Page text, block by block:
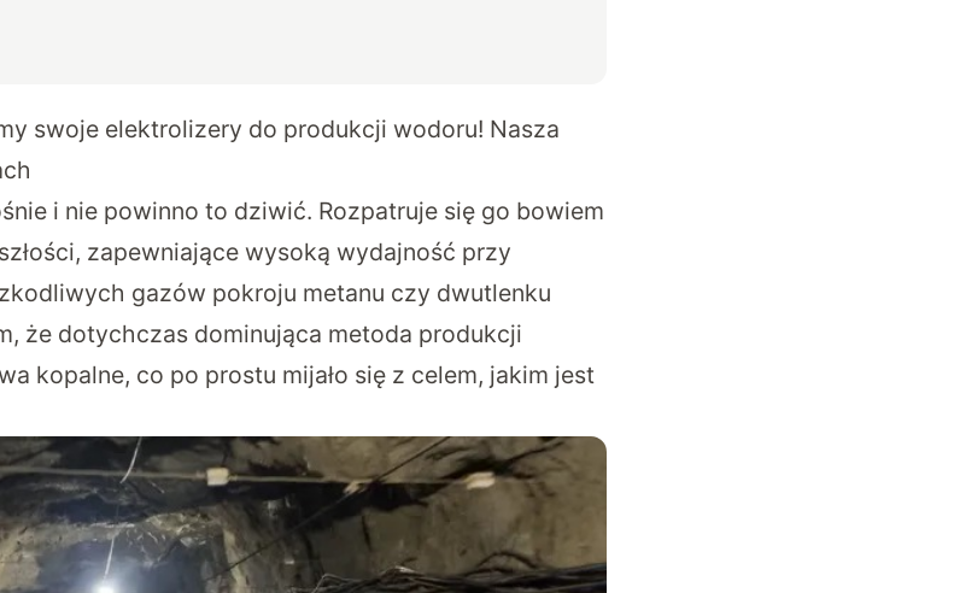
swoje elektrolizery do produkcji wodoru! Nasza
i nie powinno to dziwić. Rozpatruje się go bowiem
zapewniające wysoką wydajność przy
gazów pokroju metanu czy dwutlenku
że dotychczas dominująca metoda produkcji
kopalne, co po prostu mijało się z celem, jakim jest